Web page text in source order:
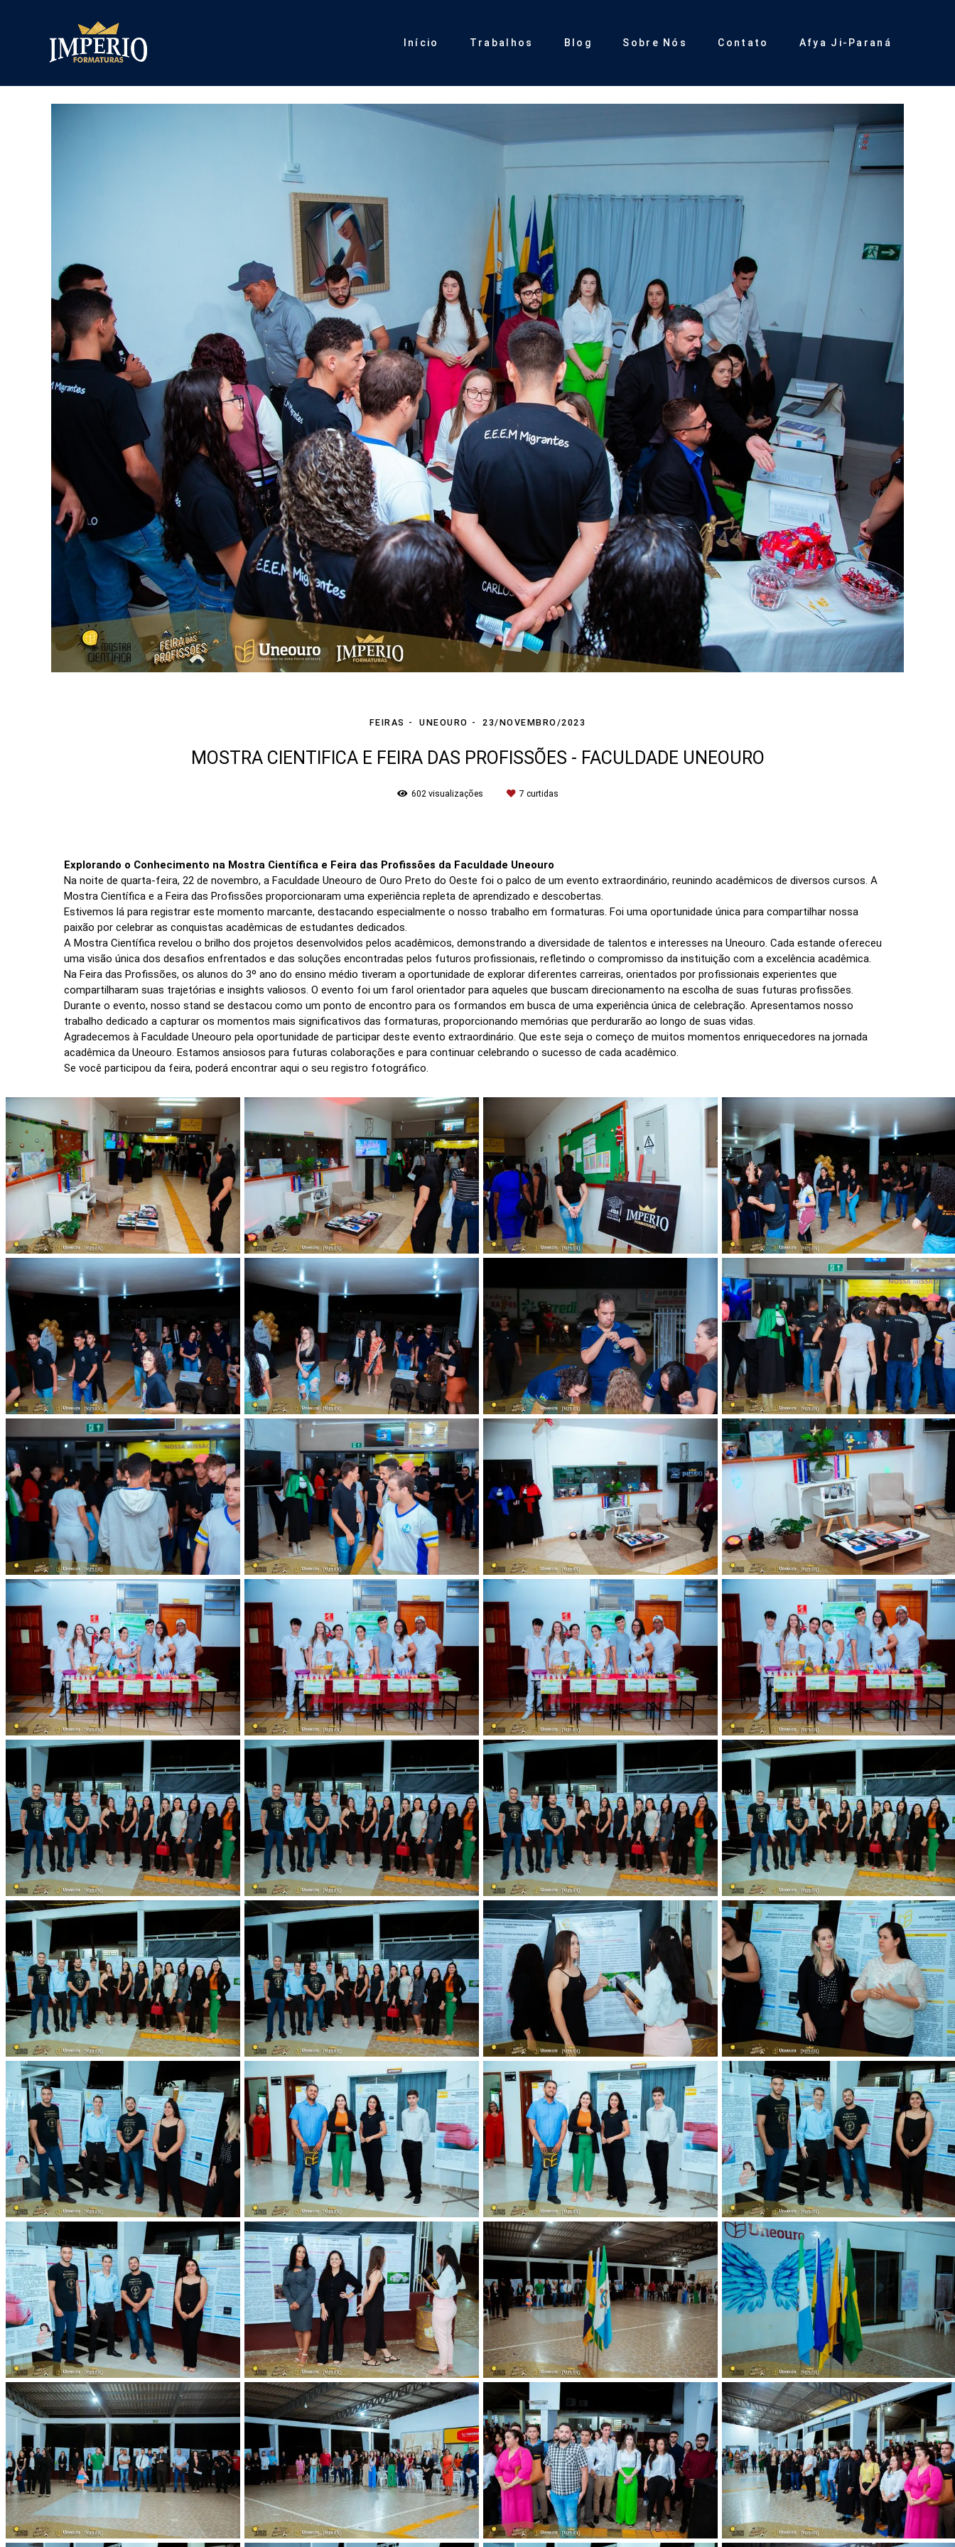
Início Trabalhos Blog Sobre Nós Contato Afya Ji-Paraná
FEIRAS UNEOURO 23/NOVEMBRO/2023
MOSTRA CIENTIFICA E FEIRA DAS PROFISSÕES - FACULDADE UNEOURO
602 visualizações 7 curtidas
Explorando o Conhecimento na Mostra Científica e Feira das Profissões da Faculdade Uneouro
Na noite de quarta-feira, 22 de novembro, a Faculdade Uneouro de Ouro Preto do Oeste foi o palco de um evento extraordinário, reunindo acadêmicos de diversos cursos. A
Mostra Científica e a Feira das Profissões proporcionaram uma experiência repleta de aprendizado e descobertas.
Estivemos lá para registrar este momento marcante, destacando especialmente o nosso trabalho em formaturas. Foi uma oportunidade única para compartilhar nossa
paixão por celebrar as conquistas acadêmicas de estudantes dedicados.
A Mostra Científica revelou o brilho dos projetos desenvolvidos pelos acadêmicos, demonstrando a diversidade de talentos e interesses na Uneouro. Cada estande ofereceu
uma visão única dos desafios enfrentados e das soluções encontradas pelos futuros profissionais, refletindo o compromisso da instituição com a excelência acadêmica.
Na Feira das Profissões, os alunos do 3º ano do ensino médio tiveram a oportunidade de explorar diferentes carreiras, orientados por profissionais experientes que
compartilharam suas trajetórias e insights valiosos. O evento foi um farol orientador para aqueles que buscam direcionamento na escolha de suas futuras profissões.
Durante o evento, nosso stand se destacou como um ponto de encontro para os formandos em busca de uma experiência única de celebração. Apresentamos nosso
trabalho dedicado a capturar os momentos mais significativos das formaturas, proporcionando memórias que perdurarão ao longo de suas vidas.
Agradecemos à Faculdade Uneouro pela oportunidade de participar deste evento extraordinário. Que este seja o começo de muitos momentos enriquecedores na jornada
acadêmica da Uneouro. Estamos ansiosos para futuras colaborações e para continuar celebrando o sucesso de cada acadêmico.
Se você participou da feira, poderá encontrar aqui o seu registro fotográfico.